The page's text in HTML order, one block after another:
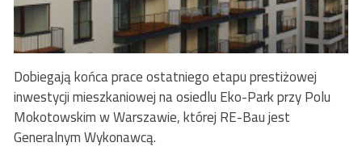
Dobiegają końca prace ostatniego etapu prestiżowej
inwestycji mieszkaniowej na osiedlu Eko-Park przy Polu
Mokotowskim w Warszawie, której RE-Bau jest
Generalnym Wykonawcą.